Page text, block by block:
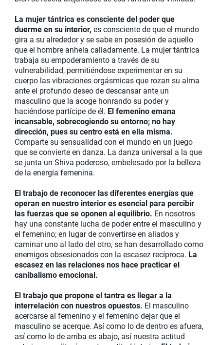
La mujer tántrica es consciente del poder que
duerme en su interior, es consciente de que el mundo
gira a su alrededor y se sabe en posesión de aquello
que el hombre anhela calladamente. La mujer tántrica
trabaja su empoderamiento a través de su
vulnerabilidad, permitiéndose experimentar en su
cuerpo las vibraciones orgásmicas que rozan su alma
ante el profundo deseo de descansar ante un
masculino que la acoge honrando su poder y
haciéndose partícipe de él. El femenino emana
incansable, sobrecogiendo su entorno; no hay
dirección, pues su centro está en ella misma.
Comparte su sensualidad con el mundo en un juego
que se convierte en danza. La danza universal a la que
se junta un Shiva poderoso, embelesado por la belleza
de la energía femenina.
El trabajo de reconocer las diferentes energías que
operan en nuestro interior es esencial para percibir
las fuerzas que se oponen al equilibrio. En nosotros
hay una constante lucha de poder entre el masculino y
el femenino; en lugar de convertirse en aliados y
caminar uno al lado del otro, se han desarrollado como
enemigos obsesionados con la escasez recíproca. La
escasez en las relaciones nos hace practicar el
canibalismo emocional.
El trabajo que propone el tantra es llegar a la
interrelación con nuestros opuestos. El masculino
acercarse al femenino y el femenino dejar que el
masculino se acerque. Así como lo de dentro es afuera,
así como lo de arriba es abajo, así nuestra actitud